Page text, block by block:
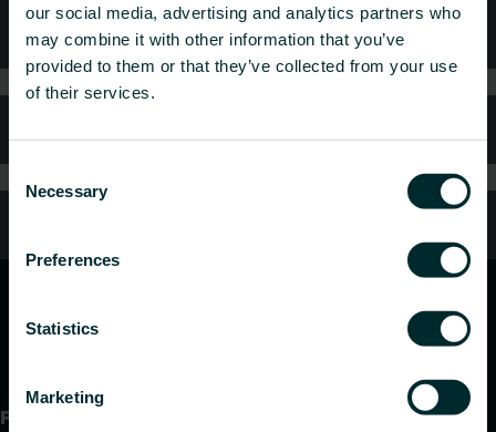
our social media, advertising and analytics partners who
may combine it with other information that you’ve
provided to them or that they’ve collected from your use
of their services.
Consent
Selection
Necessary
Preferences
Statistics
Marketing
Technische Beratung
Produkte